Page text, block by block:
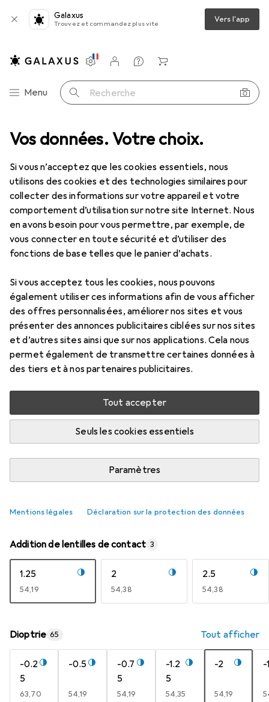
Vos données. Votre choix.
Si vous n’acceptez que les cookies essentiels, nous
utilisons des cookies et des technologies similaires pour
collecter des informations sur votre appareil et votre
comportement d’utilisation sur notre site Internet. Nous
en avons besoin pour vous permettre, par exemple, de
vous connecter en toute sécurité et d’utiliser des
fonctions de base telles que le panier d’achats.
Si vous acceptez tous les cookies, nous pouvons
également utiliser ces informations afin de vous afficher
des offres personnalisées, améliorer nos sites et vous
présenter des annonces publicitaires ciblées sur nos sites
et d’autres sites ainsi que sur nos applications. Cela nous
permet également de transmettre certaines données à
des tiers et à nos partenaires publicitaires.
Tout accepter
Seuls les cookies essentiels
Paramètres
Mentions légales Déclaration sur la protection des données
Galaxus
Trouvez et commandez plus vite Vers l'app
Navigation par catégorie
Menu Recherche
Paramètres
Compte client
Listes de comparaison
Listes d'envies
Panier
Lentilles de contact Air Optix plus HydraGlyde Multifocal
Air Optixplus HydraGlyde Multifocal
-2, Lentille mensuelle, 6 pcs, Multifocal
EUR
54,19 EUR
9,04/1pcs
9
Évaluations
Livré entre mer, 19/8 et ven, 21/8
Plus de 10 pièces en stock chez le fournisseur
M'informer si le produit est disponible plus tôt
Ajouter au panier
Addition de lentilles de contact 3
1.25
EUR
54,19
2
EUR
54,38
2.5
EUR
54,38
Dioptrie 65 Tout afficher
-0.2
5
EUR
63,70
-0.5
EUR
54,19
-0.7
5
EUR
54,19
-1.2
5
EUR
54,35
-2
EUR
54,19
-1